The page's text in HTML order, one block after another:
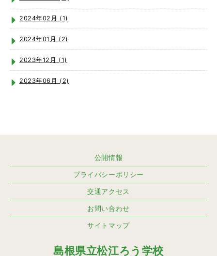
2024年02月 (1)
2024年01月 (2)
2023年12月 (1)
2023年06月 (2)
公開情報
プライバシーポリシー
交通アクセス
お問い合わせ
サイトマップ
島根県立松江ろう学校